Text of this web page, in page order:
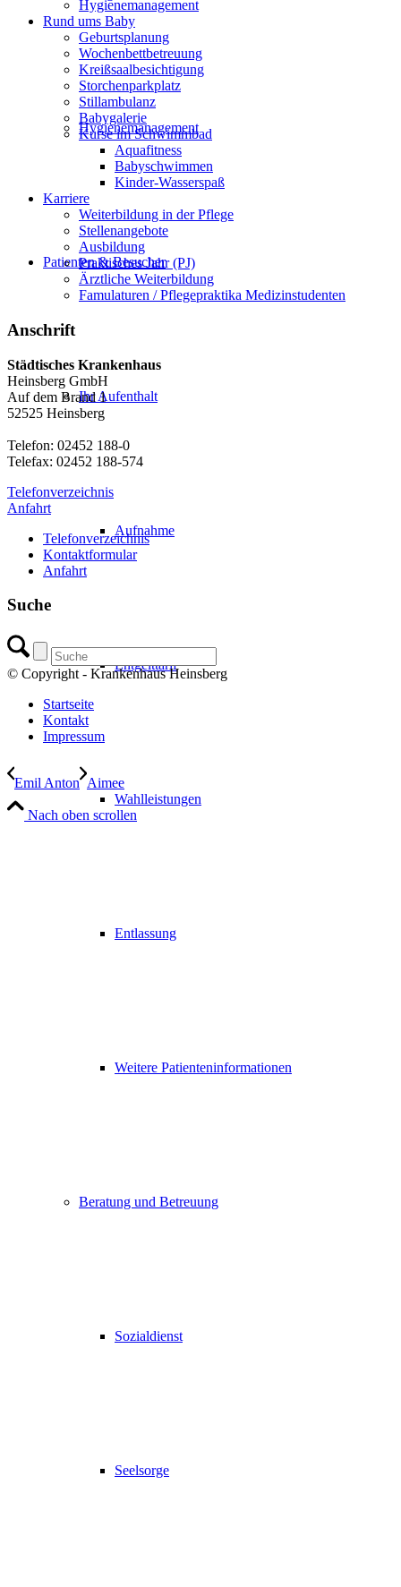
Hygienemanagement
Patienten & Besucher
Ihr Aufenthalt
Aufnahme
Entgelttarif
Wahlleistungen
Entlassung
Weitere Patienteninformationen
Beratung und Betreuung
Sozialdienst
Seelsorge
Hygienemanagement
Rund ums Baby
Geburtsplanung
Wochenbettbetreuung
Kreißsaalbesichtigung
Storchenparkplatz
Stillambulanz
Babygalerie
Kurse im Schwimmbad
Aquafitness
Babyschwimmen
Kinder-Wasserspaß
Karriere
Weiterbildung in der Pflege
Stellenangebote
Ausbildung
Praktisches Jahr (PJ)
Ärztliche Weiterbildung
Famulaturen / Pflegepraktika Medizinstudenten
Anschrift
Städtisches Krankenhaus
Heinsberg GmbH
Auf dem Brand 1
52525 Heinsberg
Telefon: 02452 188-0
Telefax: 02452 188-574
Telefonverzeichnis
Anfahrt
Telefonverzeichnis
Kontaktformular
Anfahrt
Suche
© Copyright - Krankenhaus Heinsberg
Startseite
Kontakt
Impressum
Emil Anton Aimee
Nach oben scrollen